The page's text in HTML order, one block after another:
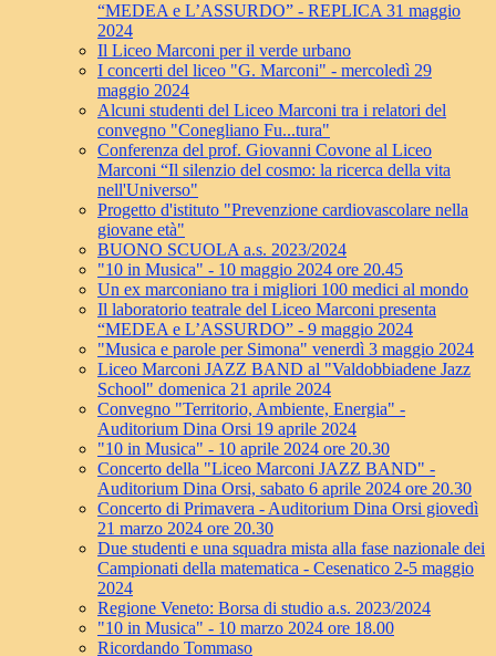
“MEDEA e L’ASSURDO” - REPLICA 31 maggio
2024
Il Liceo Marconi per il verde urbano
I concerti del liceo "G. Marconi" - mercoledì 29
maggio 2024
Alcuni studenti del Liceo Marconi tra i relatori del
convegno "Conegliano Fu...tura"
Conferenza del prof. Giovanni Covone al Liceo
Marconi “Il silenzio del cosmo: la ricerca della vita
nell'Universo"
Progetto d'istituto "Prevenzione cardiovascolare nella
giovane età"
BUONO SCUOLA a.s. 2023/2024
"10 in Musica" - 10 maggio 2024 ore 20.45
Un ex marconiano tra i migliori 100 medici al mondo
Il laboratorio teatrale del Liceo Marconi presenta
“MEDEA e L’ASSURDO” - 9 maggio 2024
"Musica e parole per Simona" venerdì 3 maggio 2024
Liceo Marconi JAZZ BAND al "Valdobbiadene Jazz
School" domenica 21 aprile 2024
Convegno "Territorio, Ambiente, Energia" -
Auditorium Dina Orsi 19 aprile 2024
"10 in Musica" - 10 aprile 2024 ore 20.30
Concerto della "Liceo Marconi JAZZ BAND" -
Auditorium Dina Orsi, sabato 6 aprile 2024 ore 20.30
Concerto di Primavera - Auditorium Dina Orsi giovedì
21 marzo 2024 ore 20.30
Due studenti e una squadra mista alla fase nazionale dei
Campionati della matematica - Cesenatico 2-5 maggio
2024
Regione Veneto: Borsa di studio a.s. 2023/2024
"10 in Musica" - 10 marzo 2024 ore 18.00
Ricordando Tommaso